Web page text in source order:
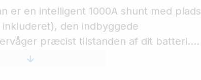
er en intelligent 1000A shunt med plads
den indbyggede
præcist tilstanden af dit batteri.
(f.eks. Cerbo GX) til at læse